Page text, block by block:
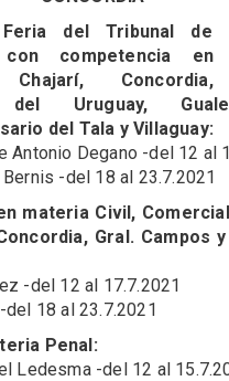
del Tribunal de
con competencia en
Chajarí,
del Uruguay,
del Tala y Villaguay:
Antonio Degano -del 12 al
-del 18 al 23.7.2021
materia Civil,
Gral. Campos
-del 12 al 17.7.2021
18 al 23.7.2021
Penal:
Ledesma -del 12 al